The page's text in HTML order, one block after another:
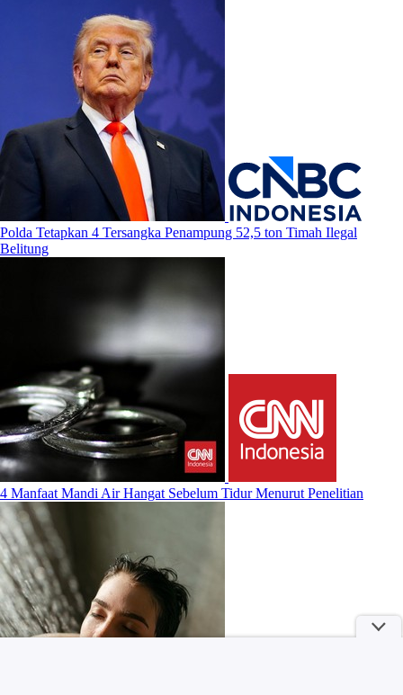
Polda Tetapkan 4 Tersangka Penampung 52,5 ton Timah Ilegal
Belitung
4 Manfaat Mandi Air Hangat Sebelum Tidur Menurut Penelitian